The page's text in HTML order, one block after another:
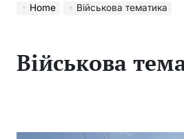
Home Військова тематика
Військова